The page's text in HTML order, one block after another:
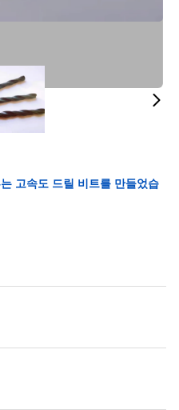
고속도 드릴 비트를 만들었습